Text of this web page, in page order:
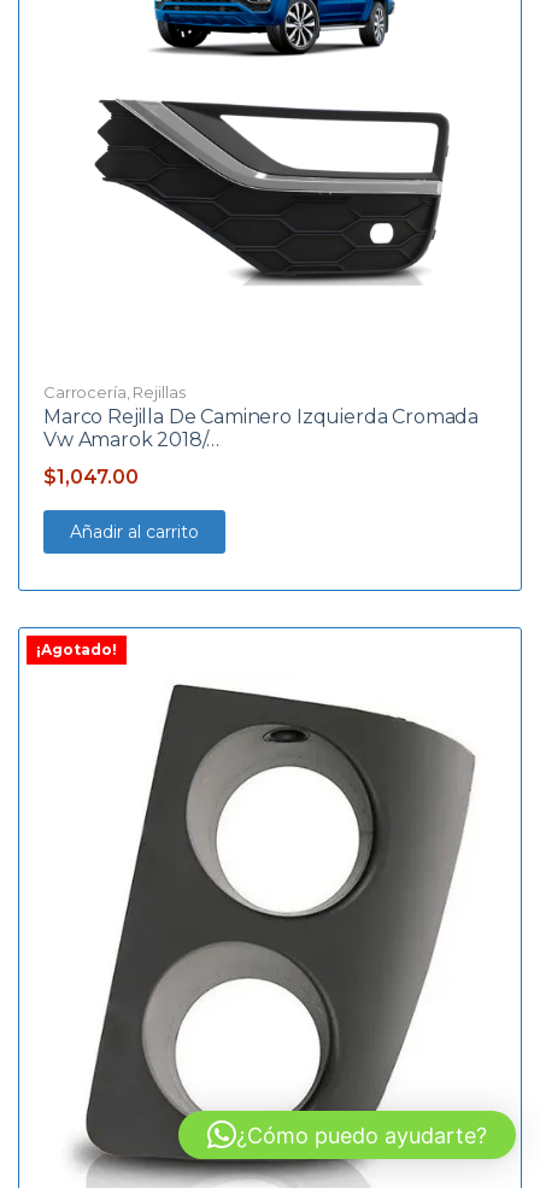
Carrocería Rejillas
Marco Rejilla De Caminero Izquierda Cromada
Vw Amarok 2018/…
$1,047.00
Añadir al carrito
¡Agotado!
¿Cómo puedo ayudarte?